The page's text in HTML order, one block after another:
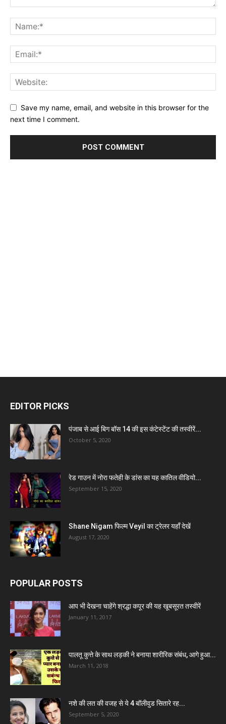
Save my name, email, and website in this browser for the
next time I comment.
EDITOR PICKS
पंजाब से आई बिग बॉस 14 की इस कंटेस्टेंट की तस्वीरें...
October 5, 2020
रेड गाउन में नोरा फतेही के डांस का यह कातिल वीडियो...
September 15, 2020
Shane Nigam फिल्म Veyil का ट्रेलर यहाँ देखें
August 17, 2020
POPULAR POSTS
आप भी देखना चाहेंगे श्रद्धा कपूर की यह खूबसूरत तस्वीरें
January 11, 2017
पालतू कुत्ते के साथ लड़की ने बनाया शारीरिक संबंध, आगे हुआ...
March 11, 2018
नशे की लत की वजह से ये 4 बॉलीवुड सितारे रह...
September 5, 2020